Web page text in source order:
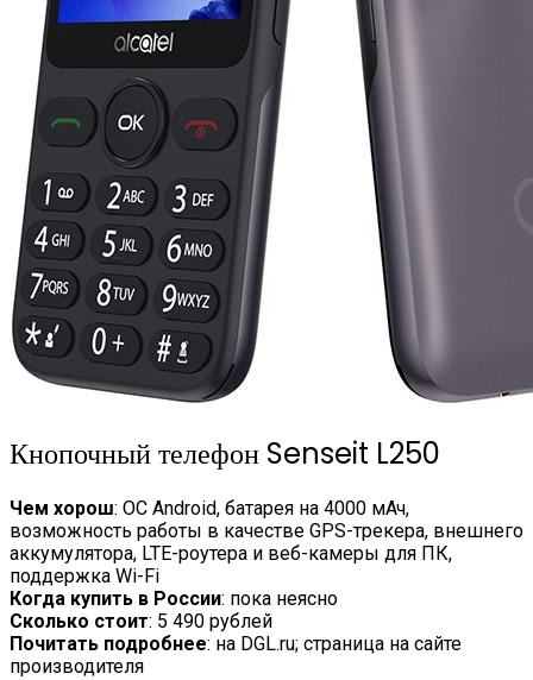
Кнопочный телефон Senseit L250
Чем хорош: ОС Android, батарея на 4000 мАч,
возможность работы в качестве GPS-трекера, внешнего
аккумулятора, LTE-роутера и веб-камеры для ПК,
поддержка Wi-Fi
Когда купить в России: пока неясно
Сколько стоит: 5 490 рублей
Почитать подробнее: на DGL.ru; страница на сайте
производителя